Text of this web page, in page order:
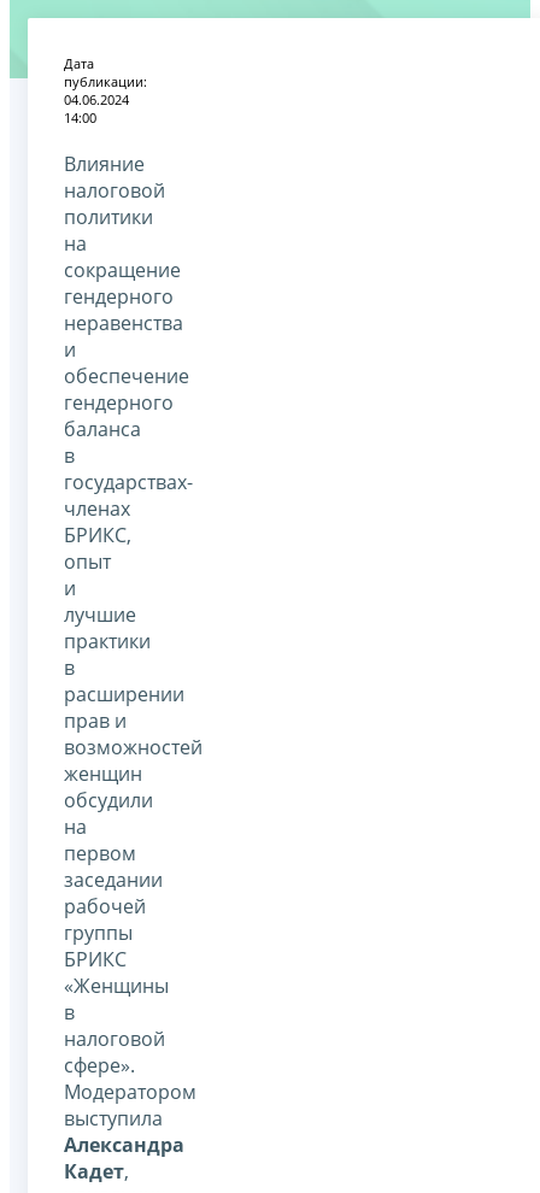
Дата
публикации:
04.06.2024
14:00
Влияние
налоговой
политики
на
сокращение
гендерного
неравенства
и
обеспечение
гендерного
баланса
в
государствах-
членах
БРИКС,
опыт
и
лучшие
практики
в
расширении
прав и
возможностей
женщин
обсудили
на
первом
заседании
рабочей
группы
БРИКС
«Женщины
в
налоговой
сфере».
Модератором
выступила
Александра
Кадет,